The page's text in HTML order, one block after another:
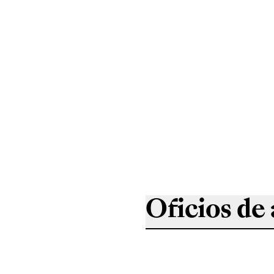
Oficios de